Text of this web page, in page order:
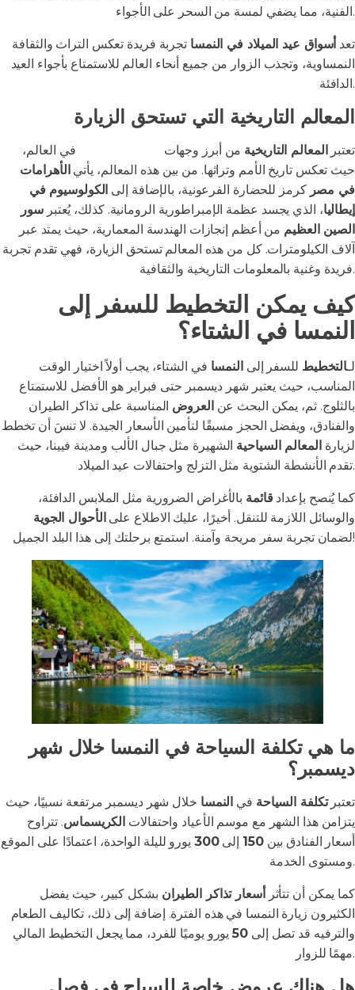
الفنية، مما يضفي لمسة من السحر على الأجواء.
تعد أسواق عيد الميلاد في النمسا تجربة فريدة تعكس التراث والثقافة
النمساوية، وتجذب الزوار من جميع أنحاء العالم للاستمتاع بأجواء العيد
الدافئة.
المعالم التاريخية التي تستحق الزيارة
تعتبر المعالم التاريخية من أبرز وجهات
في العالم،
حيث تعكس تاريخ الأمم وتراثها. من بين هذه المعالم، يأتي الأهرامات
في مصر كرمز للحضارة الفرعونية، بالإضافة إلى الكولوسيوم في
إيطاليا، الذي يجسد عظمة الإمبراطورية الرومانية. كذلك، يُعتبرسور
الصين العظيم من أعظم إنجازات الهندسة المعمارية، حيث يمتد عبر
آلاف الكيلومترات. كل من هذه المعالم تستحق الزيارة، فهي تقدم تجربة
فريدة وغنية بالمعلومات التاريخية والثقافية.
كيف يمكن التخطيط للسفر إلى
النمسا في الشتاء؟
لـالتخطيط للسفر إلى النمسا في الشتاء، يجب أولاً اختيار الوقت
المناسب، حيث يعتبر شهر ديسمبر حتى فبراير هو الأفضل للاستمتاع
بالثلوج. ثم، يمكن البحث عن العروض المناسبة على تذاكر الطيران
والفنادق، ويفضل الحجز مسبقًا لتأمين الأسعار الجيدة. لا تنسَ أن تخطط
لزيارة المعالم السياحية الشهيرة مثل جبال الألب ومدينة فيينا، حيث
تقدم الأنشطة الشتوية مثل التزلج واحتفالات عيد الميلاد.
كما يُنصح بإعداد قائمة بالأغراض الضرورية مثل الملابس الدافئة،
والوسائل اللازمة للتنقل. أخيرًا، عليك الاطلاع على الأحوال الجوية
لضمان تجربة سفر مريحة وآمنة. استمتع برحلتك إلى هذا البلد الجميل!
ما هي تكلفة السياحة في النمسا خلال شهر
ديسمبر؟
تعتبرتكلفة السياحة في النمسا خلال شهر ديسمبر مرتفعة نسبيًا، حيث
يتزامن هذا الشهر مع موسم الأعياد واحتفالات الكريسماس. تتراوح
أسعار الفنادق بين150 إلى300 يورو لليلة الواحدة، اعتمادًا على الموقع
ومستوى الخدمة.
كما يمكن أن تتأثر أسعار تذاكر الطيران بشكل كبير، حيث يفضل
الكثيرون زيارة النمسا في هذه الفترة. إضافة إلى ذلك، تكاليف الطعام
والترفيه قد تصل إلى 50يورو يوميًا للفرد، مما يجعل التخطيط المالي
مهمًا للزوار.